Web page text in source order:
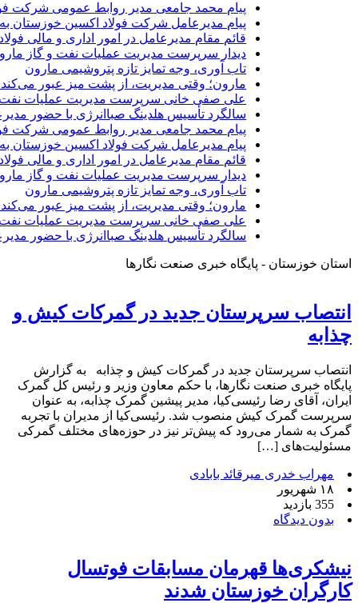
پیام محمد جامعی مدیر روابط عمومی شرکت
پیام مدیرعامل شرکت فولاد اکسین خوزستان
قائم مقام مدیرعامل در امور اداری و مالی
دیدار سرپرست مدیریت عملیات نفت و گاز
تاب آوری، وجه تمایز تازه پتروشیمی مارون
مارون؛ وقتی مدیریت، از پشت میز عبور
علی صفی خانی سرپرست مدیریت عملیات
سالگرد تأسیس هلدینگ صباانرژی با حضور
پیام محمد جامعی مدیر روابط عمومی شرکت
پیام مدیرعامل شرکت فولاد اکسین خوزستان
قائم مقام مدیرعامل در امور اداری و مالی
دیدار سرپرست مدیریت عملیات نفت و گاز
تاب آوری، وجه تمایز تازه پتروشیمی مارون
مارون؛ وقتی مدیریت، از پشت میز عبور
علی صفی خانی سرپرست مدیریت عملیات
سالگرد تأسیس هلدینگ صباانرژی با حضور
استان خوزستان - پایگاه خبری صنعت نگارها
انتصاب سرپرستان جدید در گمرکات کیش و
چذابه
انتصاب سرپرستان جدید در گمرکات کیش و چذابه به گزارش
پایگاه خبری صنعت نگارها، با حکم معاون وزیر و رئیس کل گمرک
ایران، آقای رضا رئیسی‌کیا، مدیر پیشین گمرک چذابه، به عنوان
سرپرست گمرک کیش منصوب شد. رئیسی‌کیا از مدیران با تجربه
گمرک به شمار می‌رود که پیش‌تر نیز در حوزه‌های مختلف گمرکی
مسئولیت‌های […]
مهراب خدری میرقائد بابادی
۱۸ شهریور
355 بازدید
بدون دیدگاه
نیشکری‌ها قهرمان مسابقات فوتسال
کارگران خوزستان شدند